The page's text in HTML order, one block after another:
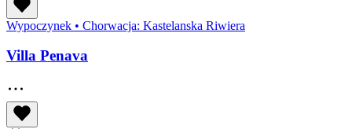
Wypoczynek • Chorwacja: Kastelanska Riwiera
Villa Penava